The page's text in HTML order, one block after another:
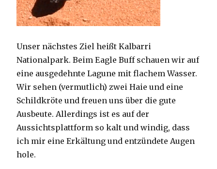
Unser nächstes Ziel heißt Kalbarri
Nationalpark. Beim Eagle Buff schauen wir auf
eine ausgedehnte Lagune mit flachem Wasser.
Wir sehen (vermutlich) zwei Haie und eine
Schildkröte und freuen uns über die gute
Ausbeute. Allerdings ist es auf der
Aussichtsplattform so kalt und windig, dass
ich mir eine Erkältung und entzündete Augen
hole.